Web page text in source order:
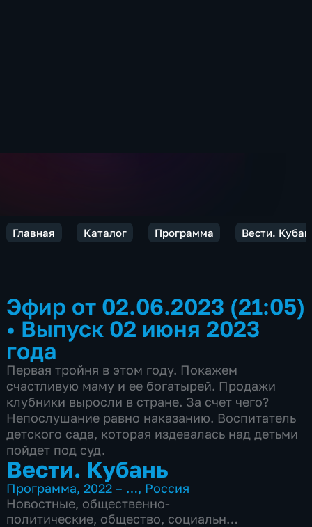
Главная Каталог Программа Вести.
Эфир от 02.06.2023 (21:05)
• Выпуск 02 июня 2023
года
Первая тройня в этом году. Покажем
счастливую маму и ее богатырей. Продажи
клубники выросли в стране. За счет чего?
Непослушание равно наказанию. Воспитатель
детского сада, которая издевалась над детьми
пойдет под суд.
Вести. Кубань
Программа,2022 – …, Россия
Новостные, общественно-
политические, общество, социально-